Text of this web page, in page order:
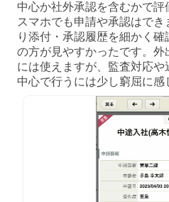
中心か社外承認を含むかで評
スマホでも申請や承認はで
り添付・承認履歴を細かく
の方が見やすかったです。
には使えますが、監査対応
中心で行うには少し窮屈に感